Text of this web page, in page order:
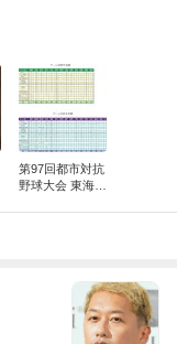
第97回都市対抗
野球大会 東海地